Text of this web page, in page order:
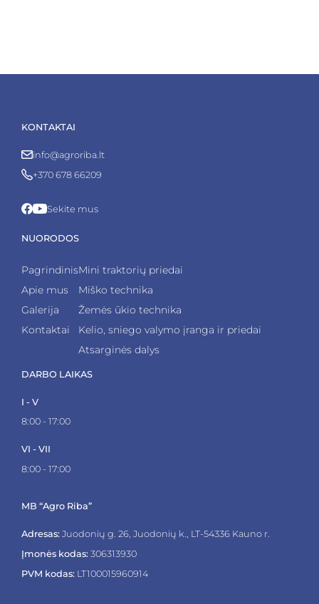
KONTAKTAI
info@agroriba.lt
+370 678 66209
Sekite mus
NUORODOS
Pagrindinis
Apie mus
Galerija
Kontaktai
Mini traktorių priedai
Miško technika
Žemės ūkio technika
Kelio, sniego valymo įranga ir priedai
Atsarginės dalys
DARBO LAIKAS
I - V
8:00 - 17:00
VI - VII
8:00 - 17:00
MB “Agro Riba”
Adresas: Juodonių g. 26, Juodonių k., LT-54336 Kauno r.
Įmonės kodas: 306313930
PVM kodas: LT100015960914